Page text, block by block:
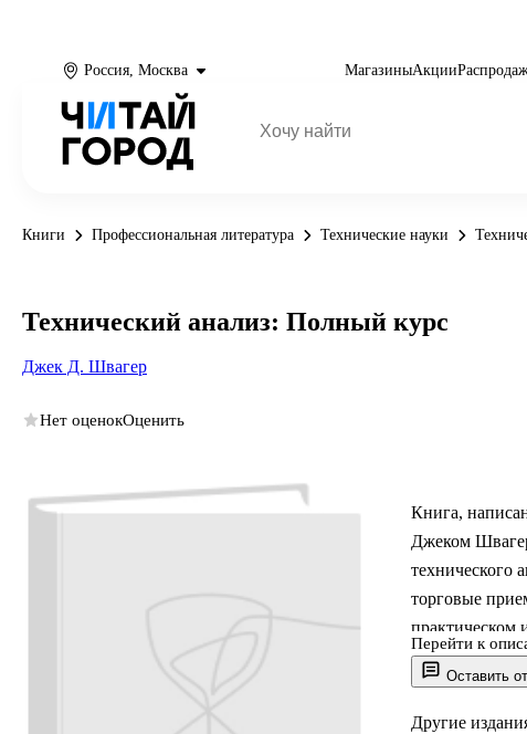
Россия, Москва МагазиныАкции
Книги Профессиональная литература Технические науки
Оставить
Книга,
Джеком
технического
торговые
практическом
финансовых
так и на
облигаций и
Перейти к
Другие
Технический анализ: Полный курс
Джек Д. Швагер
Нет оценокОценить